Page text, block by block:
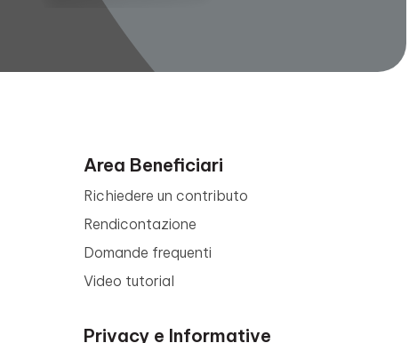
Area Beneficiari
Richiedere un contributo
Rendicontazione
Domande frequenti
Video tutorial
Privacy e Informative